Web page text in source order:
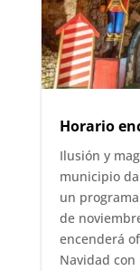
Horario
Ilusión y
municipio
un
de
encenderá
Navidad